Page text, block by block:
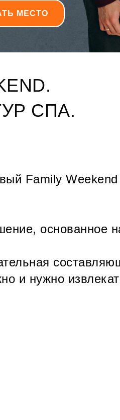
МЕСТО
СПА.
Family
основанное
и нужно